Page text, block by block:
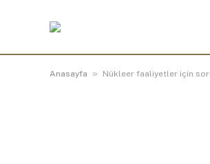
Anasayfa » Nükleer faaliyetler için